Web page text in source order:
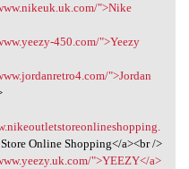
">Nike
450.com/">Yeezy
">Jordan
Online Shopping</a><br />
">YEEZY</a>